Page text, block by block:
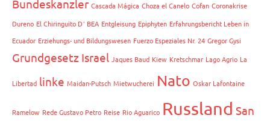
Bundeskanzler Cascada Mágica Choza el Canelo Cofan Coronakrise
Dureno El Chiringuito D´ BEA Entgleisung Epiphyten Erfahrungsbericht Leben in
Ecuador Erziehungs- und Bildungswesen Fuerzo Espeziales Nr. 24 Gregor Gysi
Grundgesetz Israel Jaques Baud Kiew Kretschmar Lago Agrio La
Libertad linke Maidan-Putsch Mietwucherei Nato Oskar Lafontaine
Ramelow Rede Gustavo Petro Reise Rio Aguarico Russland San